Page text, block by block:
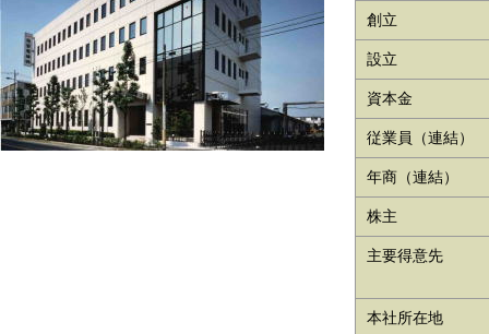
創立
設立
資本金
従業員（連結）
年商（連結）
株主
主要得意先
本社所在地